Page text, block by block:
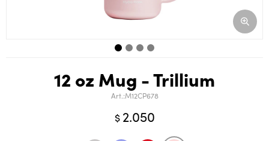
12 oz Mug - Trillium
M12CP678
$ 2.050